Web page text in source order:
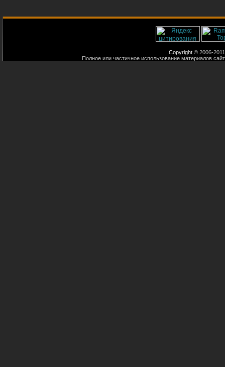
Copyright © 2006-
Полное или частичное использование материалов